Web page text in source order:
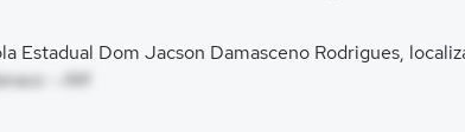
Estadual Dom Jacson Damasceno Rodrigues,
- AM